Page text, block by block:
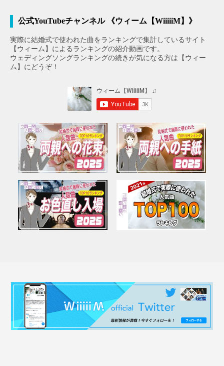
公式YouTubeチャンネル 《ウィーム【WiiiiiM】》
実際に結婚式で使われた曲をランキングで集計しているサイト
【ウィーム】によるランキングの紹介動画です。
ウェディングソングランキングの続きが気になる方は【ウィー
ム】にどうぞ！